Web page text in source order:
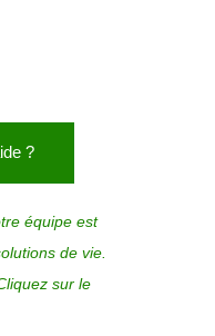
?
équipe est
de vie.
sur le